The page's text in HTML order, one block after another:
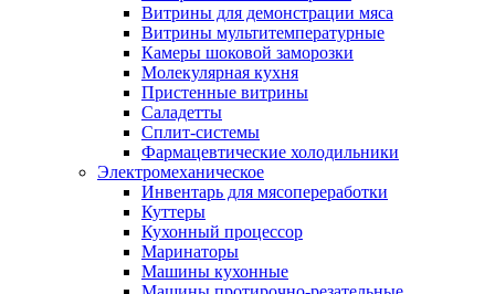
Витрины для демонстрации мяса
Витрины мультитемпературные
Камеры шоковой заморозки
Молекулярная кухня
Пристенные витрины
Саладетты
Сплит-системы
Фармацевтические холодильники
Электромеханическое
Инвентарь для мясопереработки
Куттеры
Кухонный процессор
Маринаторы
Машины кухонные